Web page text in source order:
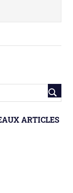
ARTICLES